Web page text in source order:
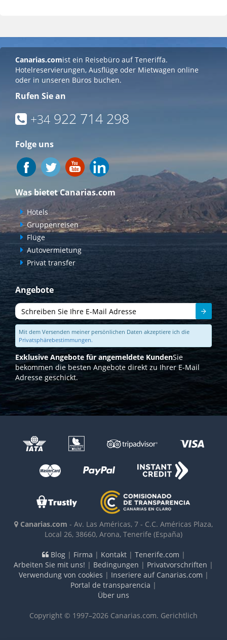
Canarias.comist ein Reisebüro auf Teneriffa.
Hotelreservierungen, Ausflüge oder Mietwagen online
oder in unseren Büros buchen.
Rufen Sie an
+34 922 714 298
Folge uns
Was bietet Canarias.com
Hotels
Gruppenreisen
Flüge
Autovermietung
Privat transfer
Angebote
Mit dem Versenden meiner persönlichen Daten akzeptiere ich die
Privatsphärebestimmungen.
Exklusive Angebote für angemeldete KundenSie
bekommen die besten Angebote direkt zu Ihrer E-Mail
Adresse geschickt.
Canarias.com - Av. Las Américas, 7 - C.C. Américas Plaza,
Local 26, 38660, Arona, Tenerife (España)
Blog| Firma | Kontakt| Tenerife.com |
Arbeiten Sie mit uns! | Bedingungen | Privatvorschriften |
Verwendung von cookies | Inseriere auf Canarias.com |
Portal de transparencia |
Über uns
Copyright © 1997–2026 Canarias.com. Gerichtlich